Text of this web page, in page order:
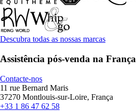
Descubra todas as nossas marcas
Assistência pós-venda na França
Contacte-nos
11 rue Bernard Maris
37270 Montlouis-sur-Loire, França
+33 1 86 47 62 58